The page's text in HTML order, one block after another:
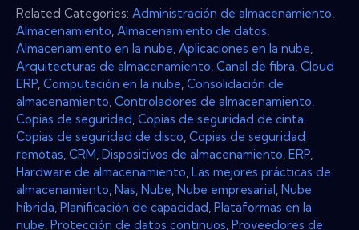
Related Categories: Administración de almacenamiento
Almacenamiento Almacenamiento de datos
Almacenamiento en la nube Aplicaciones en la nube
Arquitecturas de almacenamiento Canal de fibra Cloud
ERP Computación en la nube Consolidación de
almacenamiento Controladores de almacenamiento
Copias de seguridad Copias de seguridad de cinta
Copias de seguridad de disco Copias de seguridad
remotas CRM Dispositivos de almacenamiento ERP
Hardware de almacenamiento Las mejores prácticas de
almacenamiento Nas Nube Nube empresarial Nube
híbrida Planificación de capacidad Plataformas en la
nube Protección de datos continuos Proveedores de